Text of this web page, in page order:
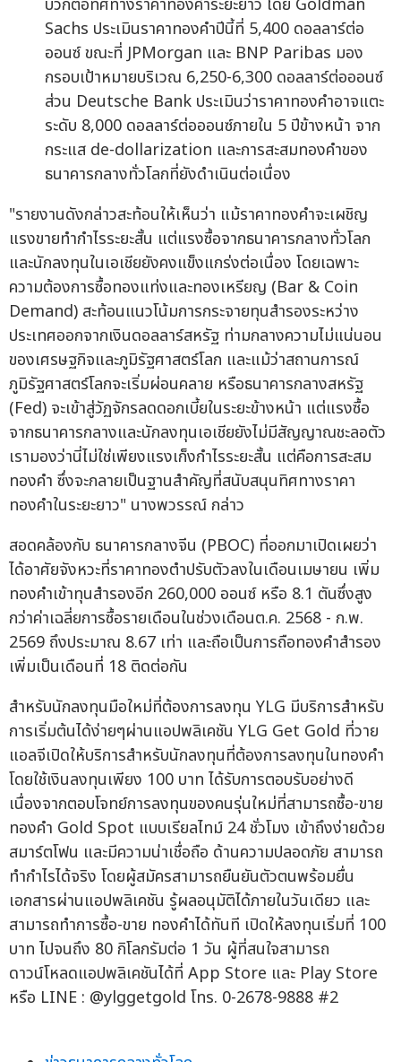
Sachs ประเมินราคาทองคำปีนี้ที่ 5,400 ดอลลาร์ต่อ
ออนซ์ ขณะที่ JPMorgan และ BNP Paribas มอง
กรอบเป้าหมายบริเวณ 6,250-6,300 ดอลลาร์ต่อออนซ์
ส่วน Deutsche Bank ประเมินว่าราคาทองคำอาจแตะ
ระดับ 8,000 ดอลลาร์ต่อออนซ์ภายใน 5 ปีข้างหน้า จาก
กระแส de-dollarization และการสะสมทองคำของ
ธนาคารกลางทั่วโลกที่ยังดำเนินต่อเนื่อง
"รายงานดังกล่าวสะท้อนให้เห็นว่า แม้ราคาทองคำจะเผชิญ
แรงขายทำกำไรระยะสั้น แต่แรงซื้อจากธนาคารกลางทั่วโลก
และนักลงทุนในเอเชียยังคงแข็งแกร่งต่อเนื่อง โดยเฉพาะ
ความต้องการซื้อทองแท่งและทองเหรียญ (Bar & Coin
Demand) สะท้อนแนวโน้มการกระจายทุนสำรองระหว่าง
ประเทศออกจากเงินดอลลาร์สหรัฐ ท่ามกลางความไม่แน่นอน
ของเศรษฐกิจและภูมิรัฐศาสตร์โลก และแม้ว่าสถานการณ์
ภูมิรัฐศาสตร์โลกจะเริ่มผ่อนคลาย หรือธนาคารกลางสหรัฐ
(Fed) จะเข้าสู่วัฏจักรลดดอกเบี้ยในระยะข้างหน้า แต่แรงซื้อ
จากธนาคารกลางและนักลงทุนเอเชียยังไม่มีสัญญาณชะลอตัว
เรามองว่านี่ไม่ใช่เพียงแรงเก็งกำไรระยะสั้น แต่คือการสะสม
ทองคำ ซึ่งจะกลายเป็นฐานสำคัญที่สนับสนุนทิศทางราคา
ทองคำในระยะยาว" นางพวรรณ์ กล่าว
สอดคล้องกับ ธนาคารกลางจีน (PBOC) ที่ออกมาเปิดเผยว่า
ได้อาศัยจังหวะที่ราคาทองตำปรับตัวลงในเดือนเมษายน เพิ่ม
ทองคำเข้าทุนสำรองอีก 260,000 ออนซ์ หรือ 8.1 ตันซึ่งสูง
กว่าค่าเฉลี่ยการซื้อรายเดือนในช่วงเดือนต.ค. 2568 - ก.พ.
2569 ถึงประมาณ 8.67 เท่า และถือเป็นการถือทองคำสำรอง
เพิ่มเป็นเดือนที่ 18 ติดต่อกัน
สำหรับนักลงทุนมือใหม่ที่ต้องการลงทุน YLG มีบริการสำหรับ
การเริ่มต้นได้ง่ายๆผ่านแอปพลิเคชัน YLG Get Gold ที่วาย
แอลจีเปิดให้บริการสำหรับนักลงทุนที่ต้องการลงทุนในทองคำ
โดยใช้เงินลงทุนเพียง 100 บาท ได้รับการตอบรับอย่างดี
เนื่องจากตอบโจทย์การลงทุนของคนรุ่นใหม่ที่สามารถซื้อ-ขาย
ทองคำ Gold Spot แบบเรียลไทม์ 24 ชั่วโมง เข้าถึงง่ายด้วย
สมาร์ตโฟน และมีความน่าเชื่อถือ ด้านความปลอดภัย สามารถ
ทำกำไรได้จริง โดยผู้สมัครสามารถยืนยันตัวตนพร้อมยื่น
เอกสารผ่านแอปพลิเคชัน รู้ผลอนุมัติได้ภายในวันเดียว และ
สามารถทำการซื้อ-ขาย ทองคำได้ทันที เปิดให้ลงทุนเริ่มที่ 100
บาท ไปจนถึง 80 กิโลกรัมต่อ 1 วัน ผู้ที่สนใจสามารถ
ดาวน์โหลดแอปพลิเคชันได้ที่ App Store และ Play Store
หรือ LINE : @ylggetgold โทร. 0-2678-9888 #2